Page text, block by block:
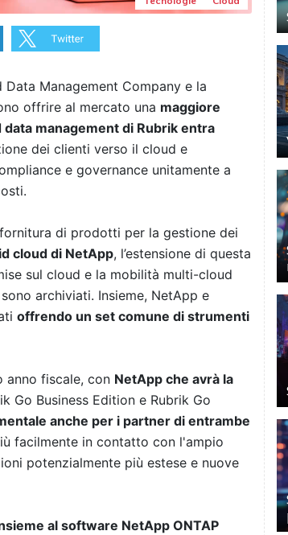
Data Management Company e la
offrire al mercato una maggiore
management di Rubrik entra
dei clienti verso il cloud e
e governance unitamente a
di prodotti per la gestione dei
cloud di NetApp, l’estensione di questa
sul cloud e la mobilità multi-cloud
archiviati. Insieme, NetApp e
offrendo un set comune di strumenti
anno fiscale, con NetApp che avrà la
Go Business Edition e Rubrik Go
anche per i partner di entrambe
facilmente in contatto con l'ampio
potenzialmente più estese e nuove
al software NetApp ONTAP